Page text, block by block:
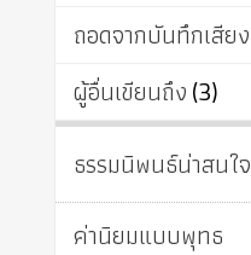
ถอดจากบันทึกเสียง
ผู้อื่นเขียนถึง(3)
ธรรมนิพนธ์น่าสนใจ
ค่านิยมแบบพุทธ